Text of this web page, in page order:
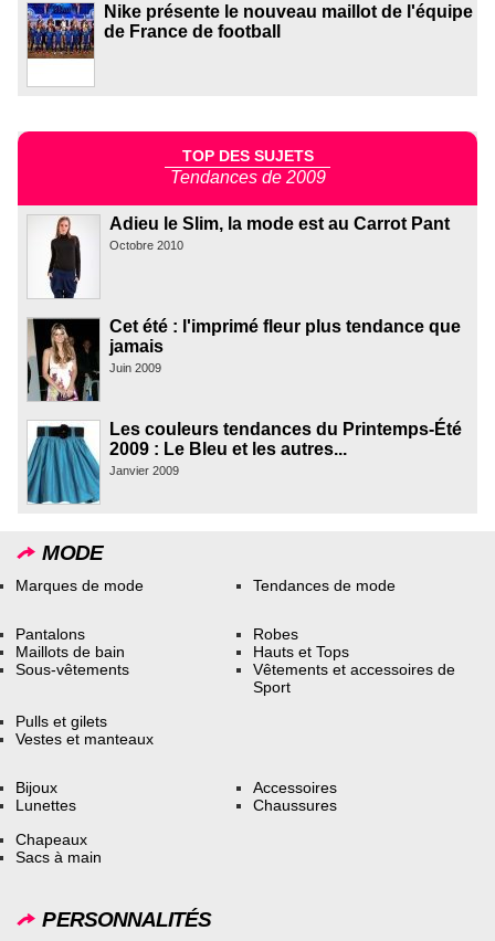
Nike présente le nouveau maillot de l'équipe
de France de football
TOP DES SUJETS
Tendances de 2009
Adieu le Slim, la mode est au Carrot Pant
Octobre 2010
Cet été : l'imprimé fleur plus tendance que
jamais
Juin 2009
Les couleurs tendances du Printemps-Été
2009 : Le Bleu et les autres...
Janvier 2009
MODE
Marques de mode Tendances de mode
Pantalons
Maillots de bain
Sous-vêtements
Robes
Hauts et Tops
Vêtements et accessoires de
Sport
Pulls et gilets
Vestes et manteaux
Bijoux
Lunettes
Accessoires
Chaussures
Chapeaux
Sacs à main
PERSONNALITÉS